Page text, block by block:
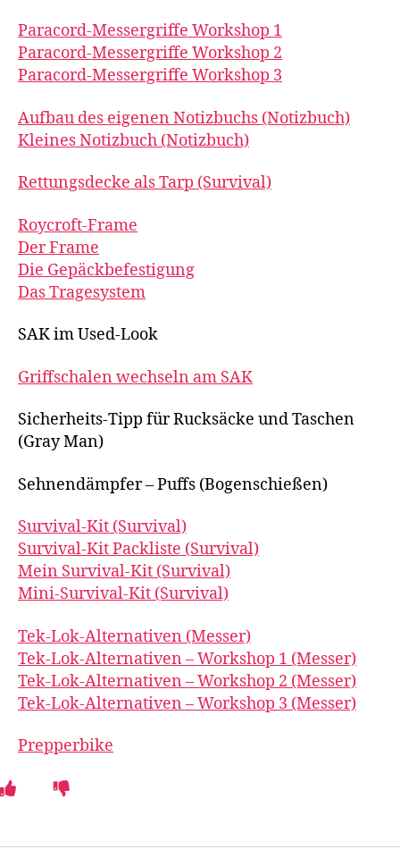
Paracord-Messergriffe Workshop 1
Paracord-Messergriffe Workshop 2
Paracord-Messergriffe Workshop 3
Aufbau des eigenen Notizbuchs (Notizbuch)
Kleines Notizbuch (Notizbuch)
Rettungsdecke als Tarp (Survival)
Roycroft-Frame
Der Frame
Die Gepäckbefestigung
Das Tragesystem
SAK im Used-Look
Griffschalen wechseln am SAK
Sicherheits-Tipp für Rucksäcke und Taschen
(Gray Man)
Sehnendämpfer – Puffs (Bogenschießen)
Survival-Kit (Survival)
Survival-Kit Packliste (Survival)
Mein Survival-Kit (Survival)
Mini-Survival-Kit (Survival)
Tek-Lok-Alternativen (Messer)
Tek-Lok-Alternativen – Workshop 1 (Messer)
Tek-Lok-Alternativen – Workshop 2 (Messer)
Tek-Lok-Alternativen – Workshop 3 (Messer)
Prepperbike